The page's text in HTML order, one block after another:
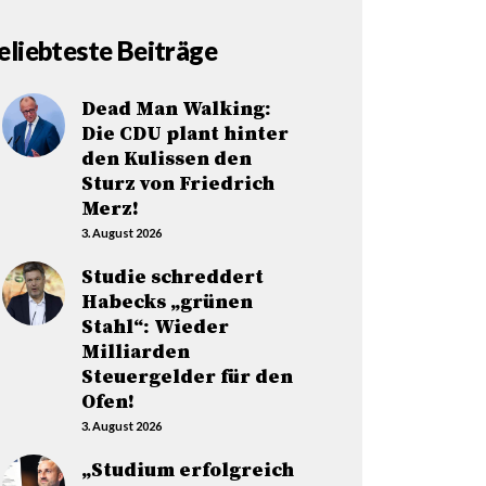
Beiträge
Dead Man Walking:
Die CDU plant hinter
den Kulissen den
Sturz von Friedrich
Merz!
3. August 2026
Studie schreddert
Habecks „grünen
Stahl“: Wieder
Milliarden
Steuergelder für den
Ofen!
3. August 2026
„Studium erfolgreich